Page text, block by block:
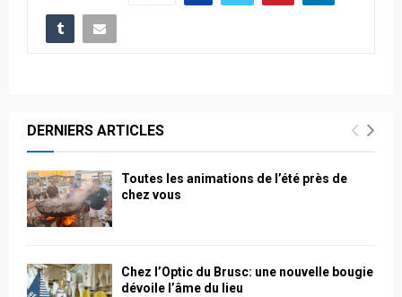
DERNIERS ARTICLES
Toutes les animations de l’été près de
chez vous
Chez l’Optic du Brusc: une nouvelle bougie
dévoile l’âme du lieu